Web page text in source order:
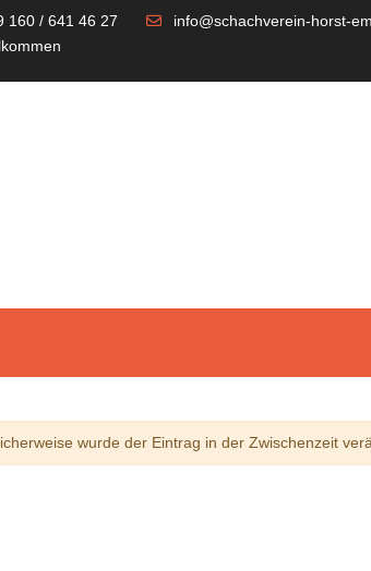
160 / 641 46 27
info@schachverein-horst-
wurde der Eintrag in der Zwischenzeit